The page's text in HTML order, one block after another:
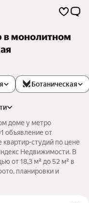
в монолитном
Ботаническая
доме у метро
объявление от
квартир-студий по цене
Недвижимости. В
от 18,3 м² до 52 м² в
планировки и